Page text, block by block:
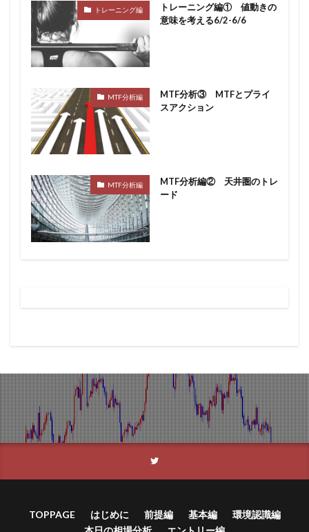
トレーニング編
トレーニング編① 値動きの
意味を考える6/2-6/6
MTF分析編
MTF分析③ MTFとプライ
スアクション
MTF分析編
MTF分析編② 天井圏のトレ
ード
TOPPAGE はじめに 前提編 基本編
環境認識編